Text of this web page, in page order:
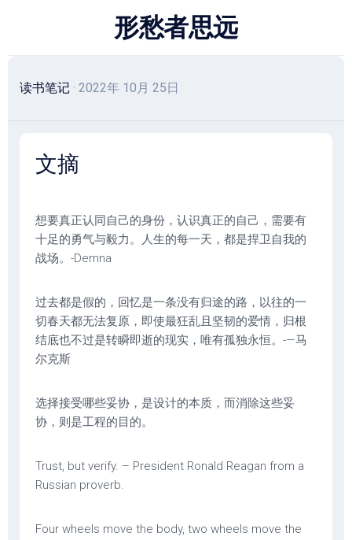
形愁者思远
读书笔记 · 2022年 10月 25日
文摘
想要真正认同自己的身份，认识真正的自己，需要有
十足的勇气与毅力。人生的每一天，都是捍卫自我的
战场。-Demna
过去都是假的，回忆是一条没有归途的路，以往的一
切春天都无法复原，即使最狂乱且坚韧的爱情，归根
结底也不过是转瞬即逝的现实，唯有孤独永恒。-—马
尔克斯
选择接受哪些妥协，是设计的本质，而消除这些妥
协，则是工程的目的。
Trust, but verify. – President Ronald Reagan from a
Russian proverb.
Four wheels move the body, two wheels move the